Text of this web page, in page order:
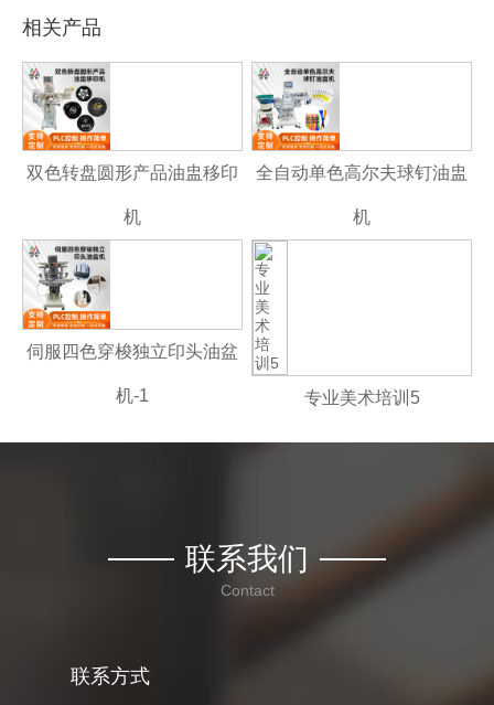
相关产品
双色转盘圆形产品油盅移印
机
全自动单色高尔夫球钉油盅
机
伺服四色穿梭独立印头油盆
机-1 专业美术培训5
联系我们
Contact
联系方式